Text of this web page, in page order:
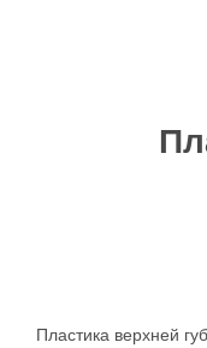
Пластика верхней